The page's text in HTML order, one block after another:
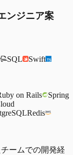
ンジニア案
SQL
Swift
on Rails
Spring
Redis
ームでの開発経